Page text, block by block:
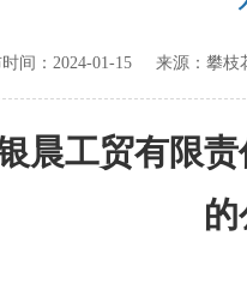
间： 2024-01-15 来源： 攀枝
晨工贸有限责